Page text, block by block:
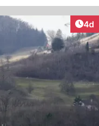
4d